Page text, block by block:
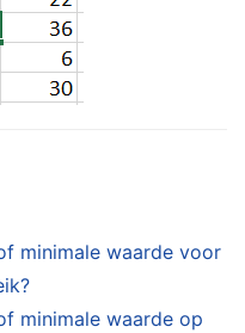
minimale waarde voor
minimale waarde op